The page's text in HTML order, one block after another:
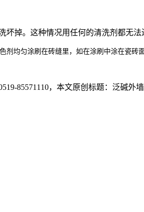
。这种情况用任何的清洗剂都无法
均匀涂刷在砖缝里，如在涂刷中涂在瓷砖
85571110，本文原创标题： 泛碱外